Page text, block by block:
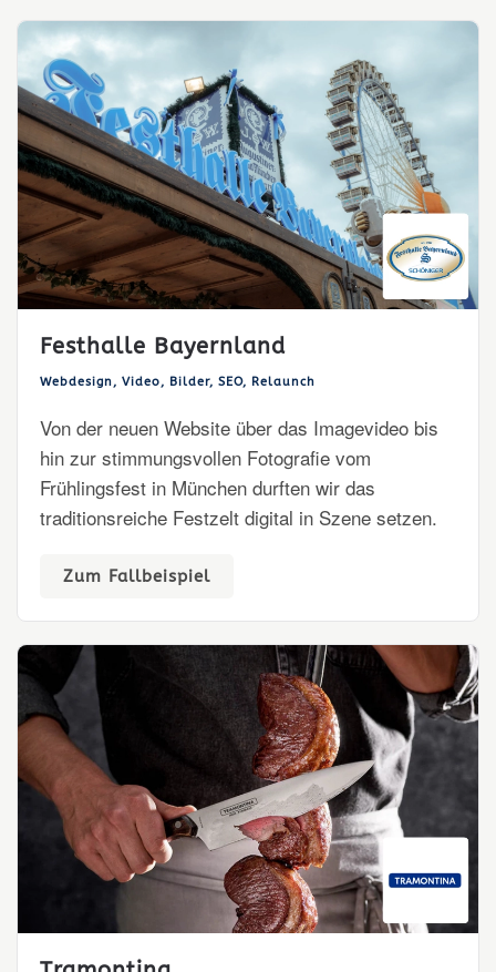
Festhalle Bayernland
Webdesign, Video, Bilder, SEO, Relaunch
Von der neuen Website über das Imagevideo bis
hin zur stimmungsvollen Fotografie vom
Frühlingsfest in München durften wir das
traditionsreiche Festzelt digital in Szene setzen.
Zum Fallbeispiel